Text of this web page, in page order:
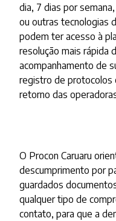
dia, 7 dias por
ou outras tecnologias
podem ter acesso à
resolução mais rápida
acompanhamento de
registro de protocolos
retorno das
O Procon Caruaru
descumprimento por
guardados
qualquer tipo de
contato, para que a